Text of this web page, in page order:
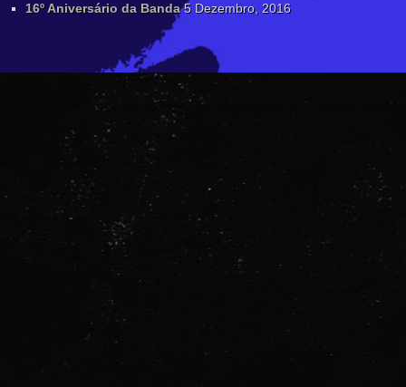
16º Aniversário da Banda 5 Dezembro, 2016